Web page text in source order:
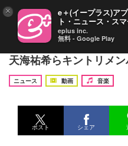
家入レオ ドラマ『緊急
天海祐希らキントリメ
ニュース 動画
音楽
ポスト シェア
× e＋(イープラス)ア
ト・ニュース・ス
eplus inc.
無料 - Google Play